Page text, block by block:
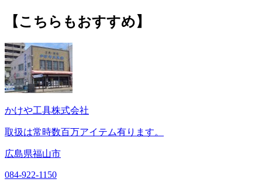
【こちらもおすすめ】
かけや工具株式会社
取扱は常時数百万アイテム有ります。
広島県福山市
084-922-1150